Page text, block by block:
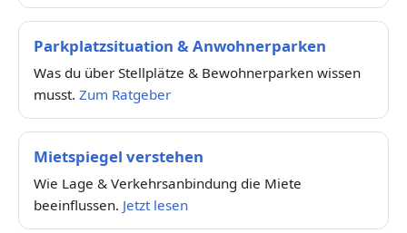
Parkplatzsituation & Anwohnerparken
Was du über Stellplätze & Bewohnerparken wissen
musst. Zum Ratgeber
Mietspiegel verstehen
Wie Lage & Verkehrsanbindung die Miete
beeinflussen. Jetzt lesen